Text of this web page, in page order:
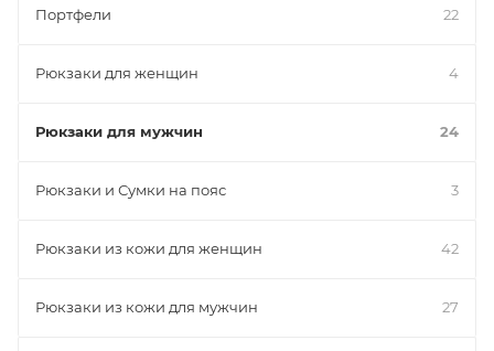
Портфели 22
Рюкзаки для женщин 4
Рюкзаки для мужчин 24
Рюкзаки и Сумки на пояс 3
Рюкзаки из кожи для женщин 42
Рюкзаки из кожи для мужчин 27